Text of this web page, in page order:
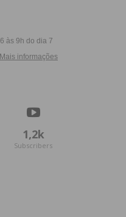
1,2k
Subscribers